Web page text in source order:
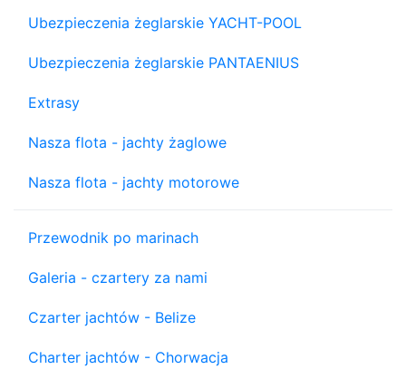
Ubezpieczenia żeglarskie YACHT-POOL
Ubezpieczenia żeglarskie PANTAENIUS
Extrasy
Nasza flota - jachty żaglowe
Nasza flota - jachty motorowe
Przewodnik po marinach
Galeria - czartery za nami
Czarter jachtów - Belize
Charter jachtów - Chorwacja